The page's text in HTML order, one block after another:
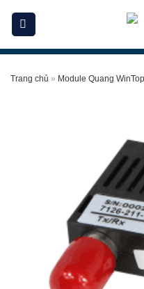
Skip
content
Trang chủ » Module Quang WinTop